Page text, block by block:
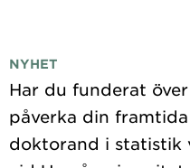
NYHET
Har du funderat
påverka din
doktorand i statistik